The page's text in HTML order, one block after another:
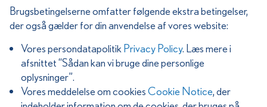
Brugsbetingelserne omfatter følgende ekstra betingelser,
der også gælder for din anvendelse af vores website:
Vores persondatapolitik Privacy Policy. Læs mere i
afsnittet “Sådan kan vi bruge dine personlige
oplysninger”.
Vores meddelelse om cookiesCookie Notice , der